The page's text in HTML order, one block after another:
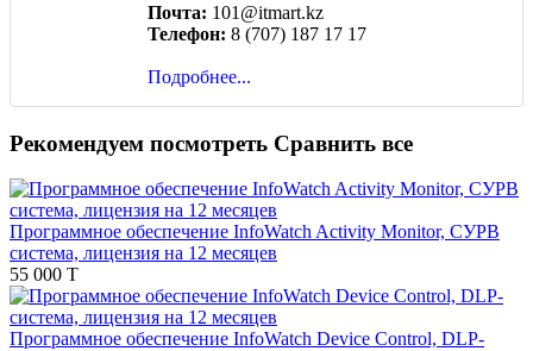
Почта: 101@itmart.kz
Телефон: 8 (707) 187 17 17
Подробнее...
Рекомендуем посмотреть Сравнить все
Программное обеспечение InfoWatch Activity Monitor, СУРВ
система, лицензия на 12 месяцев
55 000 T
Программное обеспечение InfoWatch Device Control, DLP-